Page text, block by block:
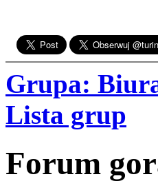
Grupa:
Lista grup
Forum